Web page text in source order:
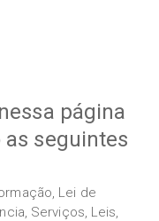
página
as seguintes
Lei de
Serviços, Leis,